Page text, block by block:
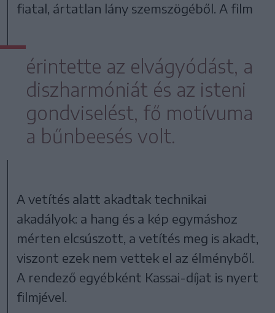
fiatal, ártatlan lány szemszögéből. A film
érintette az elvágyódást, a
diszharmóniát és az isteni
gondviselést, fő motívuma
a bűnbeesés volt.
A vetítés alatt akadtak technikai
akadályok: a hang és a kép egymáshoz
mérten elcsúszott, a vetítés meg is akadt,
viszont ezek nem vettek el az élményből.
A rendező egyébként Kassai-díjat is nyert
filmjével.